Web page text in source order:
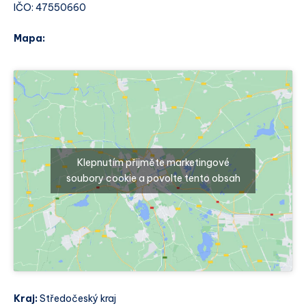
IČO: 47550660
Mapa:
Klepnutím přijměte marketingové
soubory cookie a povolte tento obsah
Kraj:Středočeský kraj